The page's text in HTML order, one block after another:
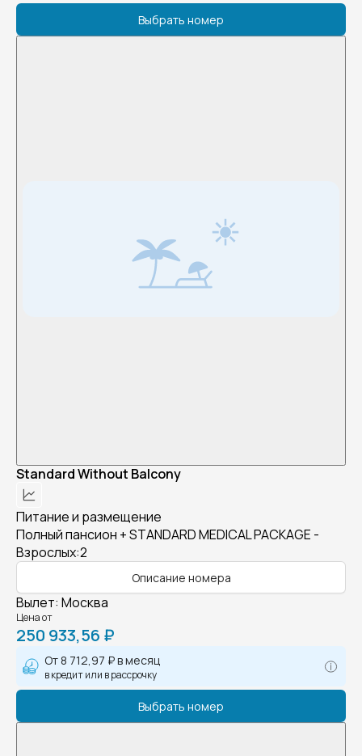
Выбрать номер
Standard Without Balcony
Питание и размещение
Полный пансион + STANDARD MEDICAL PACKAGE -
Взрослых:2
Описание номера
Вылет: Москва
Цена от
250 933,56 ₽
От 8 712,97 ₽в месяц
в кредит или в рассрочку
Выбрать номер